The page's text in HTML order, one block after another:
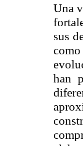
Una
sus
han